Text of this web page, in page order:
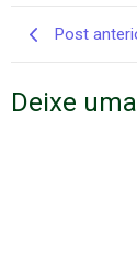
Post
Deixe